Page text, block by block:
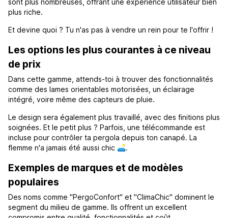
sont plus nombreuses, offrant une expérience utilisateur bien
plus riche.
Et devine quoi ? Tu n'as pas à vendre un rein pour te l'offrir !
Les options les plus courantes à ce niveau
de prix
Dans cette gamme, attends-toi à trouver des fonctionnalités
comme des lames orientables motorisées, un éclairage
intégré, voire même des capteurs de pluie.
Le design sera également plus travaillé, avec des finitions plus
soignées. Et le petit plus ? Parfois, une télécommande est
incluse pour contrôler ta pergola depuis ton canapé. La
flemme n'a jamais été aussi chic 🛋️.
Exemples de marques et de modèles
populaires
Des noms comme "PergoConfort" et "ClimaChic" dominent le
segment du milieu de gamme. Ils offrent un excellent